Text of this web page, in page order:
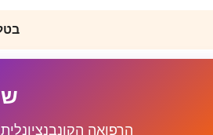
הרפואה